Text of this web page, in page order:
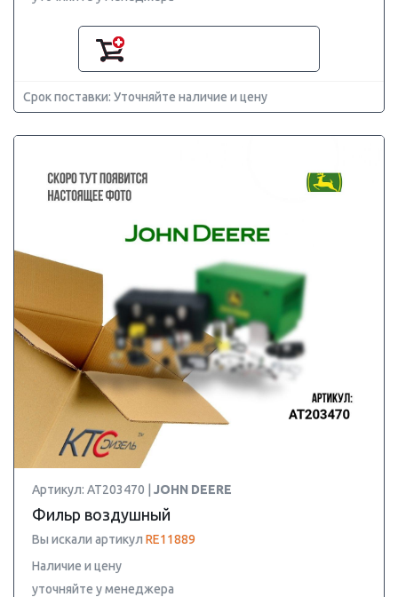
Срок поставки: Уточняйте наличие и цену
Артикул: AT203470 | JOHN DEERE
Фильр воздушный
Вы искали артикул RE11889
Наличие и цену
уточняйте у менеджера